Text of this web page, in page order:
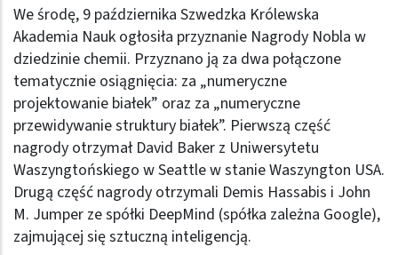
We środę, 9 października Szwedzka Królewska
Akademia Nauk ogłosiła przyznanie Nagrody Nobla w
dziedzinie chemii. Przyznano ją za dwa połączone
tematycznie osiągnięcia: za „numeryczne
projektowanie białek” oraz za „numeryczne
przewidywanie struktury białek”. Pierwszą część
nagrody otrzymał David Baker z Uniwersytetu
Waszyngtońskiego w Seattle w stanie Waszyngton USA.
Drugą część nagrody otrzymali Demis Hassabis i John
M. Jumper ze spółki DeepMind (spółka zależna Google),
zajmującej się sztuczną inteligencją.